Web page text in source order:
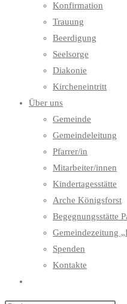
Konfirmation
Trauung
Beerdigung
Seelsorge
Diakonie
Kircheneintritt
Über uns
Gemeinde
Gemeindeleitung
Pfarrer/in
Mitarbeiter/innen
Kindertagesstätte
Arche Königsforst
Begegnungsstätte
Gemeindezeitung
Spenden
Kontakte